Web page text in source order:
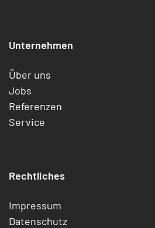
Unternehmen
Über uns
Jobs
Referenzen
Service
Rechtliches
Impressum
Datenschutz